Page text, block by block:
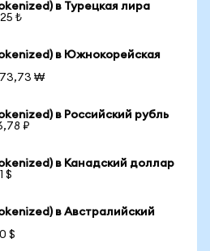
в Турецкая лира
₺
в Южнокорейская
₩
в Российский рубль
₽
в Канадский доллар
$
в Австралийский
$